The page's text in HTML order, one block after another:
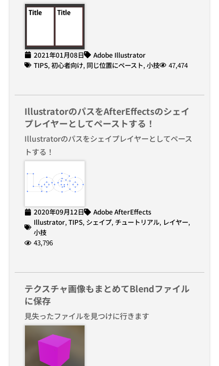
2021年01月08日
Adobe Illustrator
TIPS, 初心者向け, 同じ位置にペースト, 小技 47,474
IllustratorのパスをAfterEffectsのシェイ
プレイヤーとしてペーストする！
Illustratorのパスをシェイプレイヤーとしてペース
トする！
2020年09月12日
Adobe AfterEffects
Illustrator, TIPS, シェイプ, チュートリアル, レイヤー,
小技
43,796
テクスチャ画像もまとめてBlendファイル
に保存
見失ったファイルを見つけに行きます